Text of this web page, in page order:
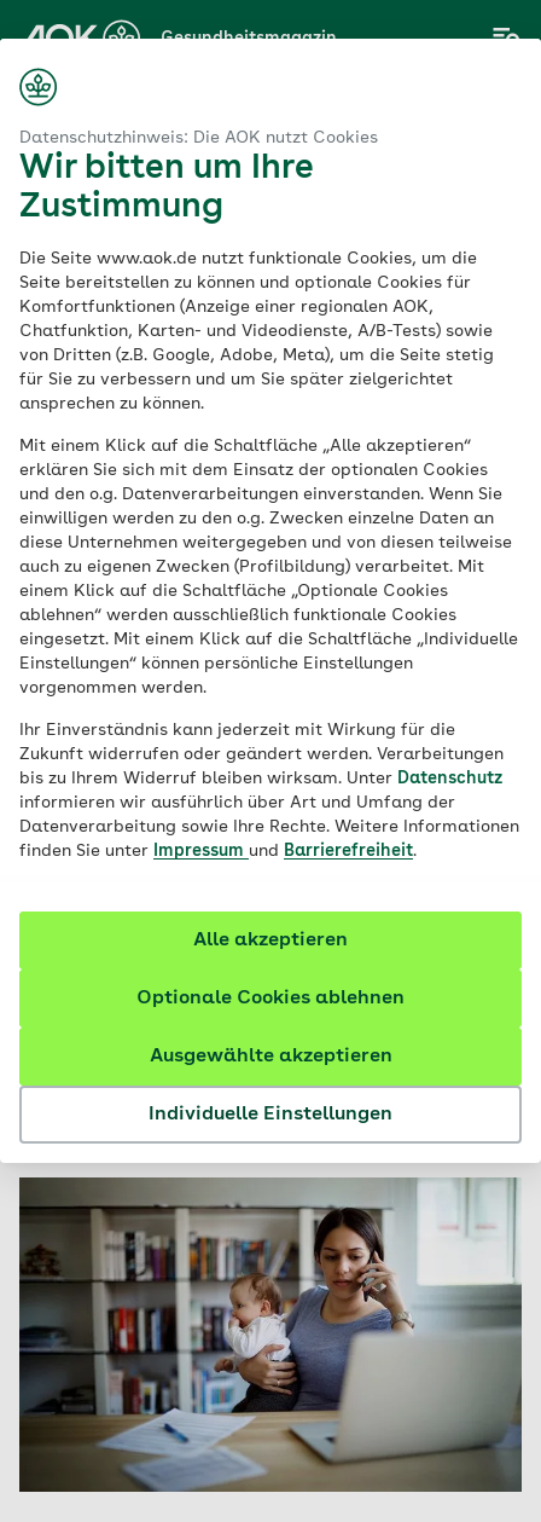
Datenschutzhinweis: Die AOK nutzt Cookies
Wir bitten um Ihre
Zustimmung
Die Seite www.aok.de nutzt funktionale Cookies, um die
Seite bereitstellen zu können und optionale Cookies für
Komfortfunktionen (Anzeige einer regionalen AOK,
Chatfunktion, Karten- und Videodienste, A/B-Tests) sowie
von Dritten (z.B. Google, Adobe, Meta), um die Seite stetig
für Sie zu verbessern und um Sie später zielgerichtet
ansprechen zu können.
Mit einem Klick auf die Schaltfläche „Alle akzeptieren“
erklären Sie sich mit dem Einsatz der optionalen Cookies
und den o.g. Datenverarbeitungen einverstanden. Wenn Sie
einwilligen werden zu den o.g. Zwecken einzelne Daten an
diese Unternehmen weitergegeben und von diesen teilweise
auch zu eigenen Zwecken (Profilbildung) verarbeitet. Mit
einem Klick auf die Schaltfläche „Optionale Cookies
ablehnen“ werden ausschließlich funktionale Cookies
eingesetzt. Mit einem Klick auf die Schaltfläche „Individuelle
Einstellungen“ können persönliche Einstellungen
vorgenommen werden.
Ihr Einverständnis kann jederzeit mit Wirkung für die
Zukunft widerrufen oder geändert werden. Verarbeitungen
bis zu Ihrem Widerruf bleiben wirksam. Unter Datenschutz
informieren wir ausführlich über Art und Umfang der
Datenverarbeitung sowie Ihre Rechte. Weitere Informationen
finden Sie unter
Impressum und Barrierefreiheit.
Individuelle Einstellungen
Ausgewählte akzeptieren
Optionale Cookies ablehnen
Alle akzeptieren
Hauptinhalt
springen
Gesundheitsmagazin
Thema
AOK Baden-
Württemberg
Selbsthilfe
AOK-Kontaktstellen (KIGS) weisen den
Weg
KIGS – Die Kontakt- und Informationsstellen für
Selbsthilfegruppe zu finden oder eine eigene zu
4 Artikel zu AOK Baden-Württemberg